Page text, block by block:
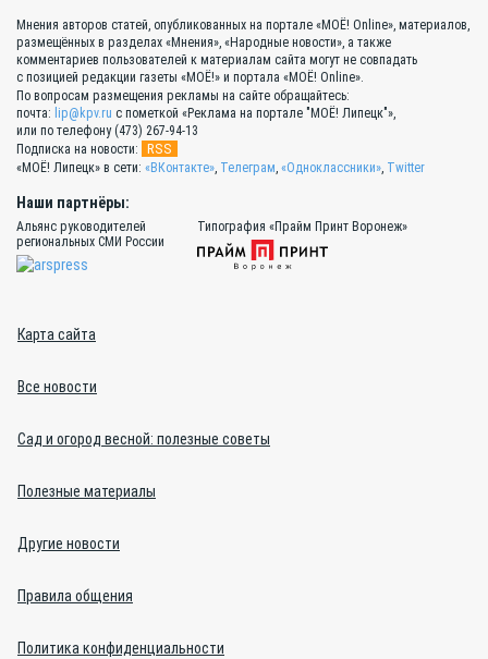
Мнения авторов статей, опубликованных на портале «МОЁ! Online», материалов,
размещённых в разделах «Мнения», «Народные новости», а также
комментариев пользователей к материалам сайта могут не совпадать
с позицией редакции газеты «МОЁ!» и портала «МОЁ! Online».
По вопросам размещения рекламы на сайте обращайтесь:
почта: lip@kpv.ru с пометкой «Реклама на портале "МОЁ! Липецк"»,
или по телефону (473) 267-94-13
Подписка на новости:
RSS
«МОЁ! Липецк» в сети: «ВКонтакте» Телеграм «Одноклассники» Twitter
Наши партнёры:
Альянс руководителей
региональных СМИ России
Типография «Прайм Принт Воронеж»
Карта сайта
Все новости
Сад и огород весной: полезные советы
Полезные материалы
Другие новости
Правила общения
Политика конфиденциальности